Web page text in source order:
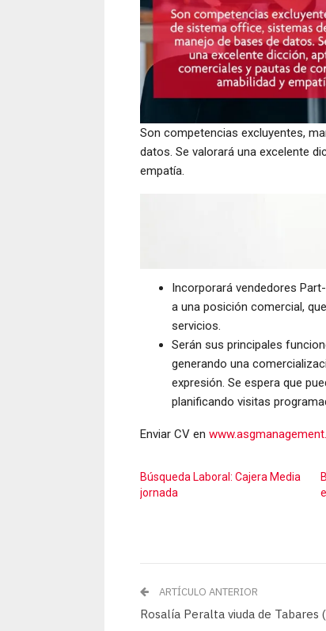
Son competencias excluyentes,
datos. Se valorará una excelente
empatía.
Incorporará vendedores
a una posición comercial,
servicios.
Serán sus principales
generando una
expresión. Se espera que
planificando visitas
Enviar CV en
Búsqueda Laboral: Cajera Media
jornada
ARTÍCULO ANTERIOR
Rosalía Peralta viuda de Tabares